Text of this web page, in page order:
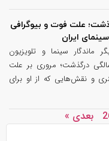
علت فوت و بیوگرافی
سینمای ایران
ماندگار سینما و تلویزیون
در ۶۶ سالگی درگذشت؛ مروری بر علت
و نقش‌هایی که از او برای
بعدی »